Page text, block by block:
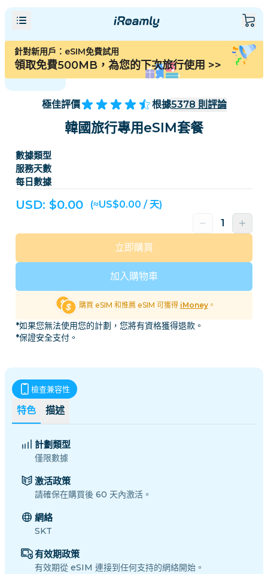
針對新用戶：eSIM免費試用
領取免費500MB，為您的下次旅行使用 >>
極佳評價 根據5378 則評論
韓國旅行專用eSIM套餐
數據類型
服務天數
每日數據
USD: $0.00 (≈US$0.00 / 天)
加入購物車
立即購買
購買 eSIM 和推薦 eSIM 可獲得 iMoney。
*如果您無法使用您的計劃，您將有資格獲得退款。
*保證安全支付。
特色 描述
檢查兼容性
計劃類型
僅限數據
激活政策
請確保在購買後 60 天內激活。
網絡
SKT
有效期政策
有效期從 eSIM 連接到任何支持的網絡開始。